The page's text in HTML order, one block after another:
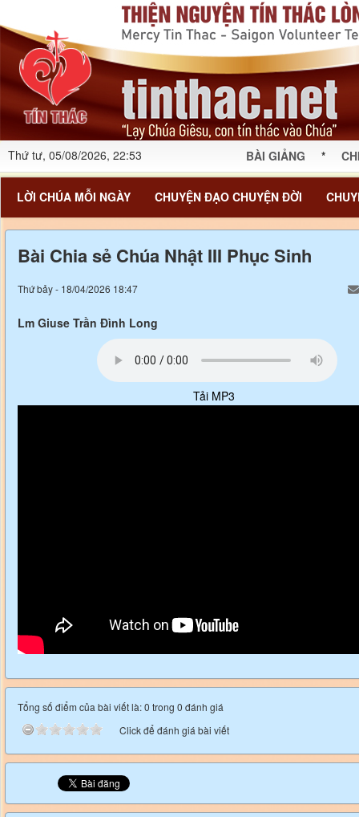
Thứ tư, 05/08/2026, 22:53 BÀI GIẢNG *
LỜI CHÚA MỖI NGÀY CHUYỆN ĐẠO CHUYỆN ĐỜI
Bài Chia sẻ Chúa Nhật III Phục Sinh
Thứ bảy - 18/04/2026 18:47
Lm Giuse Trần Đình Long
Tải MP3
Tổng số điểm của bài viết là: 0 trong 0 đánh giá
Click để đánh giá bài viết